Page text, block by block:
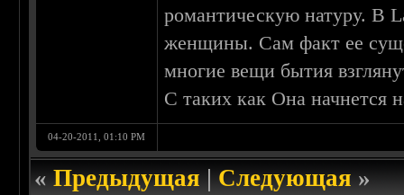
романтическую натуру. В
женщины. Сам факт ее
многие вещи бытия
С таких как Она начнется
04-20-2011, 01:10 PM
«Предыдущая|Следующая»